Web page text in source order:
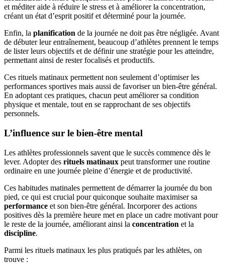
et méditer aide à réduire le stress et à améliorer la concentration,
créant un état d’esprit positif et déterminé pour la journée.
Enfin, la planification de la journée ne doit pas être négligée. Avant
de débuter leur entraînement, beaucoup d’athlètes prennent le temps
de lister leurs objectifs et de définir une stratégie pour les atteindre,
permettant ainsi de rester focalisés et productifs.
Ces rituels matinaux permettent non seulement d’optimiser les
performances sportives mais aussi de favoriser un bien-être général.
En adoptant ces pratiques, chacun peut améliorer sa condition
physique et mentale, tout en se rapprochant de ses objectifs
personnels.
L’influence sur le bien-être mental
Les athlètes professionnels savent que le succès commence dès le
lever. Adopter des rituels matinaux peut transformer une routine
ordinaire en une journée pleine d’énergie et de productivité.
Ces habitudes matinales permettent de démarrer la journée du bon
pied, ce qui est crucial pour quiconque souhaite maximiser sa
performance et son bien-être général. Incorporer des actions
positives dès la première heure met en place un cadre motivant pour
le reste de la journée, améliorant ainsi la concentration et la
discipline.
Parmi les rituels matinaux les plus pratiqués par les athlètes, on
trouve :